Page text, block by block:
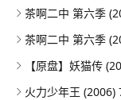
茶啊二中 第六季
茶啊二中 第六季
火力少年王 (2006)